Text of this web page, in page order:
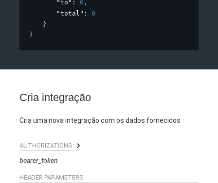
"to" : 0 ,
"total" : 0
}
}
Cria integração
Cria uma nova integração com os dados fornecidos
AUTHORIZATIONS:
bearer_token
HEADER PARAMETERS